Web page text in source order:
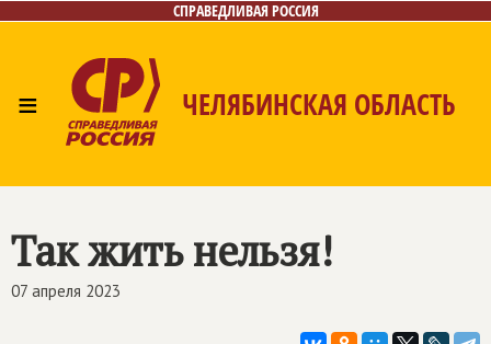
СПРАВЕДЛИВАЯ РОССИЯ
≡ ЧЕЛЯБИНСКАЯ ОБЛАСТЬ
Так жить нельзя!
07 апреля 2023